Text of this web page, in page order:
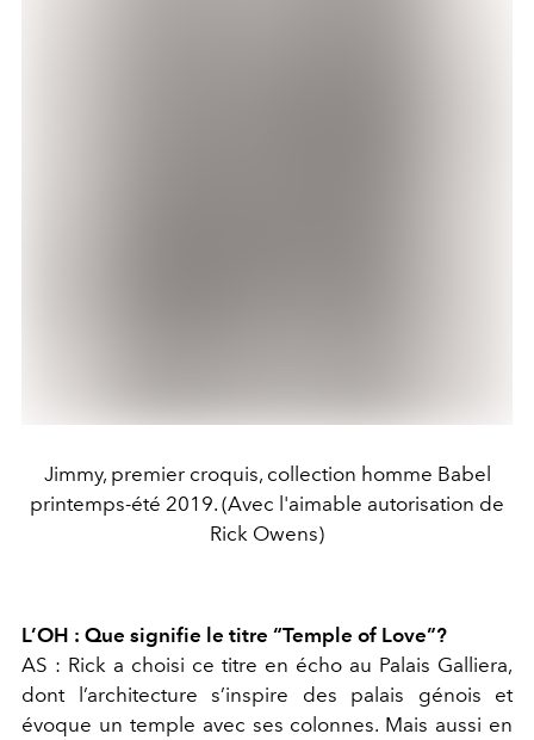
Jimmy, premier croquis, collection homme Babel
printemps-été 2019. (Avec l'aimable autorisation de
Rick Owens)
L’OH : Que signifie le titre “Temple of Love”?
AS : Rick a choisi ce titre en écho au Palais Galliera,
dont l’architecture s’inspire des palais génois et
évoque un temple avec ses colonnes. Mais aussi en